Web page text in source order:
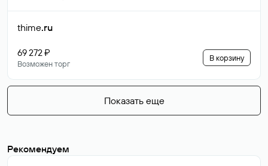
thime.ru
69 272 ₽
Возможен торг
В корзину
Показать еще
Рекомендуем